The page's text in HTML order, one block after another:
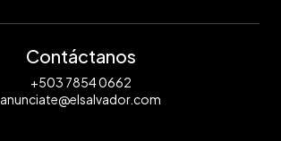
Contáctanos
+503 7854 0662
anunciate@elsalvador.com